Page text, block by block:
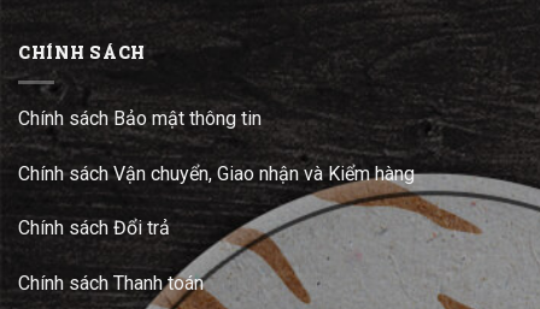
CHÍNH SÁCH
Chính sách Bảo mật thông tin
Chính sách Vận chuyển, Giao nhận và Kiểm hàng
Chính sách Đổi trả
Chính sách Thanh toán